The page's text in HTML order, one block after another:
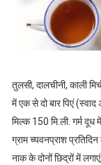
तुलसी, दालचीनी, काली
में एक से दो बार पिएं
मिल्क 150 मि.ली. गर्म दूध
ग्राम च्यवनप्राश
नाक के दोनों छिद्रों में